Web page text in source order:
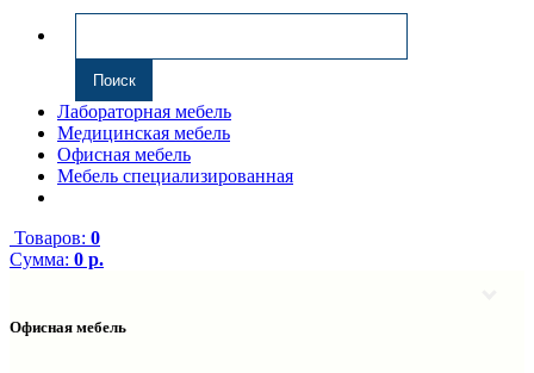
Лабораторная мебель
Медицинская мебель
Офисная мебель
Мебель специализированная
Товаров: 0
Сумма: 0 р.
Офисная мебель